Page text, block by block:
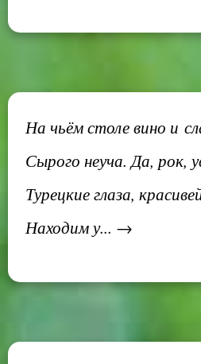
На чьём столе вино и
Сырого неуча. Да, рок,
Турецкие глаза,
Находим у... →